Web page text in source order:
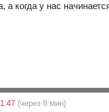
а когда у нас
(через 8 мин)